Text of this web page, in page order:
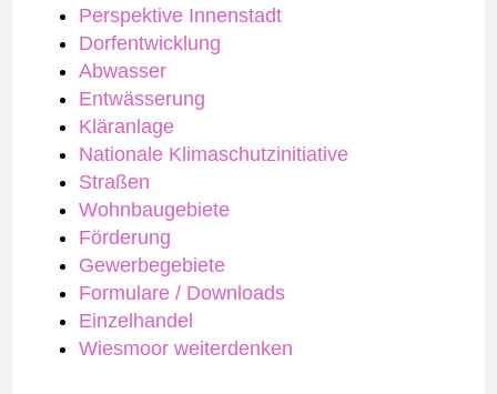
Perspektive Innenstadt
Dorfentwicklung
Abwasser
Entwässerung
Kläranlage
Nationale Klimaschutzinitiative
Straßen
Wohnbaugebiete
Förderung
Gewerbegebiete
Formulare / Downloads
Einzelhandel
Wiesmoor weiterdenken